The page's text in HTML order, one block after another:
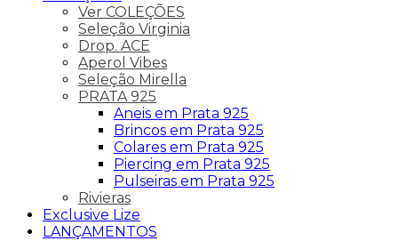
Ver COLEÇÕES
Seleção Virginia
Drop. ACE
Aperol Vibes
Seleção Mirella
PRATA 925
Aneis em Prata 925
Brincos em Prata 925
Colares em Prata 925
Piercing em Prata 925
Pulseiras em Prata 925
Rivieras
Exclusive Lize
LANÇAMENTOS